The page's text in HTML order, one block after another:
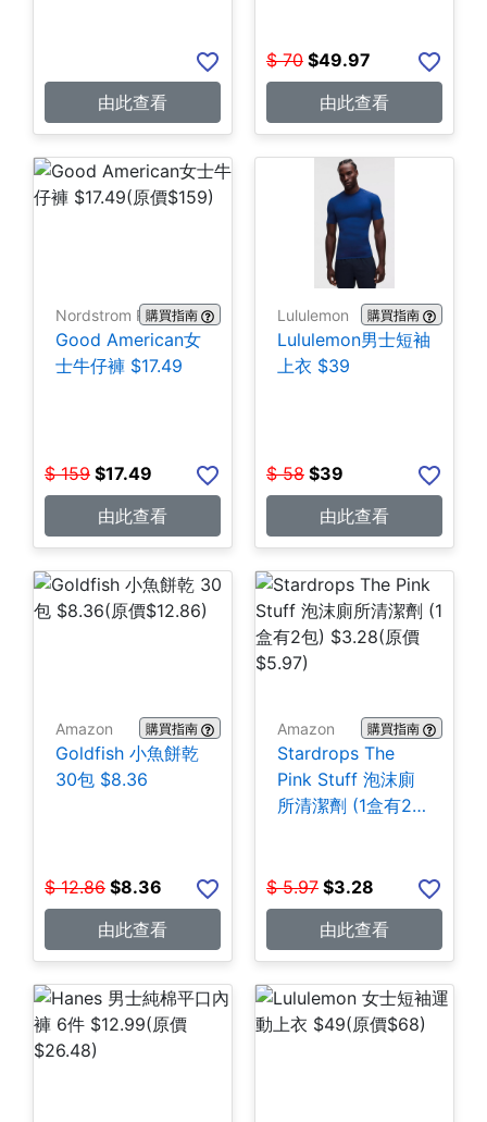
由此查看
$ 70 $49.97
由此查看
Nordstrom Rack購買指南
Good American女
士牛仔褲 $17.49
$ 159 $17.49
由此查看
Lululemon 購買指南
Lululemon男士短袖
上衣 $39
$ 58 $39
由此查看
Amazon 購買指南
Goldfish 小魚餅乾
30包 $8.36
$ 12.86 $8.36
由此查看
Amazon 購買指南
Stardrops The
Pink Stuff 泡沫廁
所清潔劑 (1盒有2
$ 5.97 $3.28
由此查看